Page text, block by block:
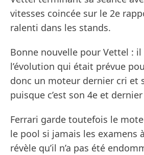
vitesses coincée sur le 2e
ralenti dans les stands.
Bonne nouvelle pour Vettel : il
l’évolution qui était prévue
donc un moteur dernier cri et
puisque c’est son 4e et dernier
Ferrari garde toutefois le
le pool si jamais les examens
révèle qu’il n’a pas été